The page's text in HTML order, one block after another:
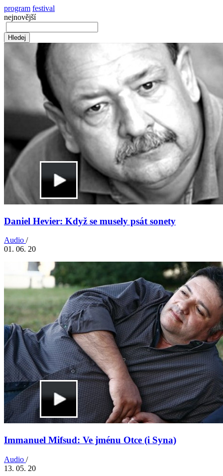
program festival
nejnovější
Daniel Hevier: Když se musely psát sonety
Audio /
01. 06. 20
Immanuel Mifsud: Ve jménu Otce (i Syna)
Audio /
13. 05. 20